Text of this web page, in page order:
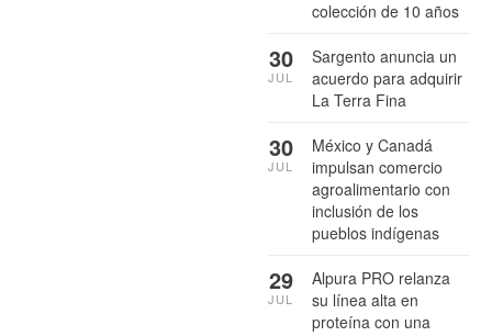
colección de 10 años
Sargento anuncia un
acuerdo para adquirir
La Terra Fina
30
JUL
México y Canadá
impulsan comercio
agroalimentario con
inclusión de los
pueblos indígenas
30
JUL
Alpura PRO relanza
su línea alta en
proteína con una
29
JUL